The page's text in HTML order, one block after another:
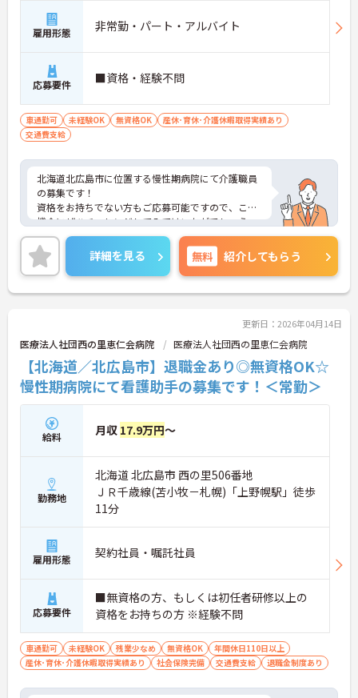
タッフの処遇や労務環境にもダイレクトに還元され
ています。定年65歳、最大70歳までの再雇用制度と
いった長期的な就業を支える仕組みが、単なる制度
としてだけでなく実効性を持って運用されていま
す。「社会から必要とされる事業」を「安定した経
営環境」で実践できることは、介護のプロフェッシ
ョナルとして腰を据えてキャリアを築く上で、最大
の安心材料となるはずです。
＜ライフイベントを支える「育児費補助」と多様な
きるよう、実効性の高い支援体制を構築している点
も見逃せません。「育児費補助制度」の導入は、大
切な家族との時間を守りながら、プロとしての歩み
を止めない環境を象徴するものです。また、職場に
は20代から60代まで幅広い年齢層のスタッフが在籍
しており、性別や年齢に関わらず、個人の経験や意
欲が正当に評価される文化が根付いています。
雇用形態 非常勤・パート・アルバイト
応募要件 ■資格・経験不問
車通勤可 未経験OK 無資格OK
産休･育休･介護休暇取得実績あり
交通費支給
北海道北広島市に位置する慢性期病院にて介護職員
の募集です！
資格をお持ちでない方もご応募可能ですので、この
機会にぜひチャレンジしてみてはいかがでしょう
か？
週1日～勤務、日勤のみのご勤務ですので、生活リ
ズムを整えやすく無理なくご勤務いただけます♪
ご興味ある方には、面接対策ポイントなど、さらに
詳細をお話しいたしますのでお気軽にご相談くださ
詳細を見る 無料 紹介してもらう
更新日：2026年04月14日
医療法人社団西の里恵仁会病院 医療法人社団西の里恵仁会病院
【北海道／北広島市】退職金あり◎無資格OK☆
慢性期病院にて看護助手の募集です！＜常勤＞
給料 月収 17.9万円～
勤務地
北海道 北広島市 西の里506番地
ＪＲ千歳線(苫小牧－札幌)「上野幌駅」徒歩
11分
雇用形態 契約社員・嘱託社員
応募要件
■無資格の方、もしくは初任者研修以上の
資格をお持ちの方 ※経験不問
車通勤可 未経験OK 残業少なめ 無資格OK
年間休日110日以上
産休･育休･介護休暇取得実績あり
社会保険完備 交通費支給 退職金制度あり